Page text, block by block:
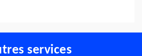
services